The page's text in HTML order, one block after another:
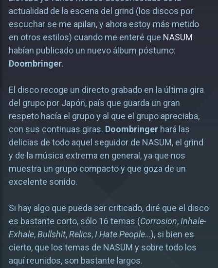
actualidad de la escena del grind (los discos por
escuchar se me apilan, y ahora estoy más metido
en otros estilos) cuando me enteré que NASUM
habían publicado un nuevo álbum póstumo:
Doombringer.
El disco recoge un directo grabado en la última gira
del grupo por Japón, país que guarda un gran
respeto hacía el grupo y al que el grupo apreciaba,
con sus continuas giras. Doombringerhará las
delicias de todo aquel seguidor de NASUM, el grind
y de la música extrema en general, ya que nos
muestra un grupo compacto y que goza de un
excelente sonido.
Si hay algo que pueda ser criticado, diré que el disco
es bastante corto, sólo 16 temas (Corrosion, Inhale-
Exhale,Bullshit,Relics, I Hate People…), si bien es
cierto, que los temas de NASUM y sobre todo los
aquí reunidos, son bastante largos.